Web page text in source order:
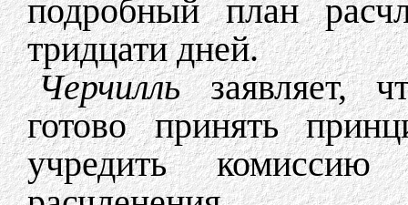
подробный план
тридцати дней.
Черчилльзаявляет,
готово принять
учредить